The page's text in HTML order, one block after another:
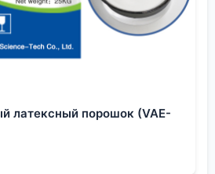
но менее прочную
и неочевидные связи
агенты могут
Приходится применять
талловое масло) или
для окислов. Но это сразу
порошок (VAE-